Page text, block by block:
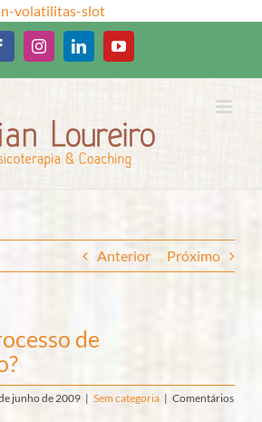
volatilitas-slotIr
para
o
conteúdo
InstagramLinkedInYouTube
Anterior Próximo
de
junho de 2009 | Sem categoria | Comentários